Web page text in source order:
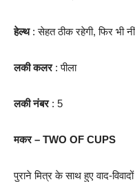
हेल्थ : सेहत ठीक रहेगी, फिर भी
लकी कलर : पीला
लकी नंबर : 5
मकर – TWO OF CUPS
पुराने मित्र के साथ हुए वाद-